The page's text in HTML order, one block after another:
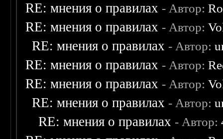
RE: мнения о правилах - Автор:
RE: мнения о правилах - Автор:
RE: мнения о правилах - Автор:
RE: мнения о правилах - Автор:
RE: мнения о правилах - Автор:
RE: мнения о правилах - Автор:
RE: мнения о правилах - Автор: